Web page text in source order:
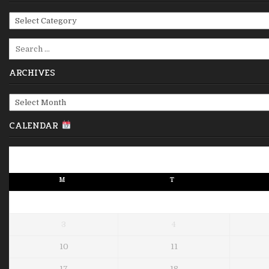
Categories
ARCHIVES
Archives
CALENDAR
M T
3 4
10 11